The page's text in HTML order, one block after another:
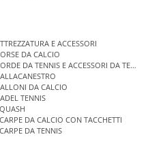
E ACCESSORI
DA CALCIO
DA TENNIS E ACCESSORI DA TENNIS
DA CALCIO
TENNIS
DA CALCIO CON TACCHETTI
DA TENNIS